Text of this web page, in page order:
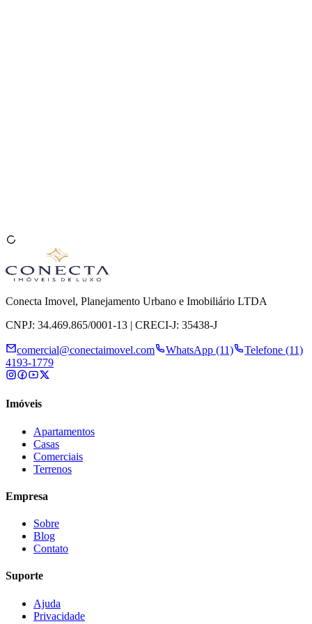
Conecta Imovel, Planejamento Urbano e Imobiliário LTDA
CNPJ: 34.469.865/0001-13 | CRECI-J: 35438-J
comercial@conectaimovel.com WhatsApp (11)
Telefone (11)
4193-1779
Imóveis
Apartamentos
Casas
Comerciais
Terrenos
Empresa
Sobre
Blog
Contato
Suporte
Ajuda
Privacidade